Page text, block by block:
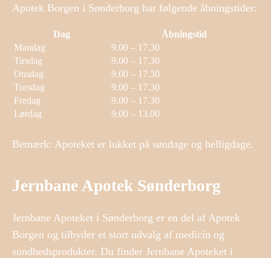
Apotek Borgen i Sønderborg har følgende åbningstider:
Dag
Åbningstid
Mandag
9.00 – 17.30
Tirsdag
9.00 – 17.30
Onsdag
9.00 – 17.30
Torsdag
9.00 – 17.30
Fredag
9.00 – 17.30
Lørdag
9.00 – 13.00
Bemærk: Apoteket er lukket på søndage og helligdage.
Jernbane Apotek Sønderborg
Jernbane Apoteket i Sønderborg er en del af Apotek
Borgen og tilbyder et stort udvalg af medicin og
sundhedsprodukter. Du finder Jernbane Apoteket i